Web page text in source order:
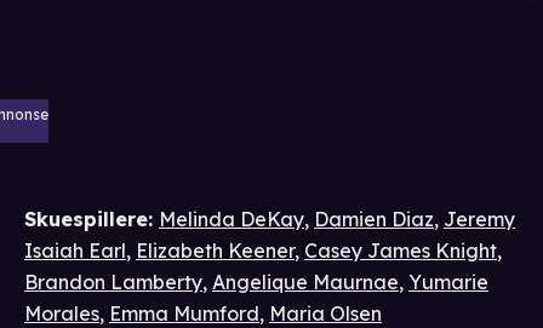
Skuespillere: Melinda DeKay, Damien Diaz, Jeremy
Isaiah Earl, Elizabeth Keener, Casey James Knight,
Brandon Lamberty, Angelique Maurnae, Yumarie
Morales, Emma Mumford, Maria Olsen